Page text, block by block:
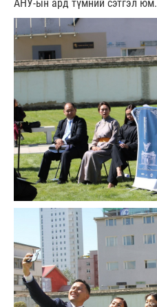
АНУ-ын ард түмний сэтгэл юм.